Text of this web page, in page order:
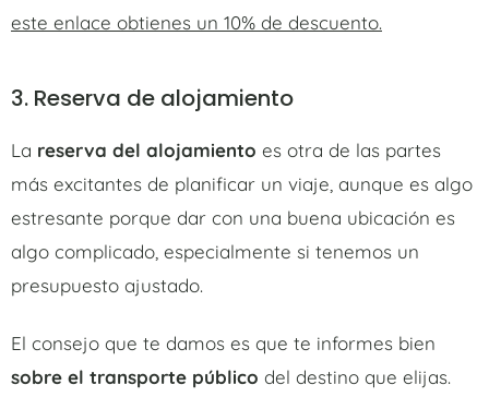
este enlace obtienes un 10% de descuento.
3. Reserva de alojamiento
La reserva del alojamiento es otra de las partes
más excitantes de planificar un viaje, aunque es algo
estresante porque dar con una buena ubicación es
algo complicado, especialmente si tenemos un
presupuesto ajustado.
El consejo que te damos es que te informes bien
sobre el transporte público del destino que elijas.